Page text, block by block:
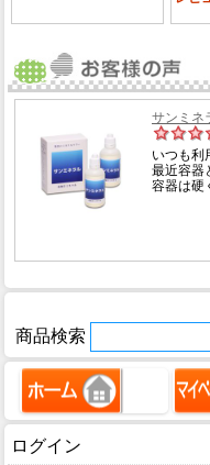
商品検索
ログイン